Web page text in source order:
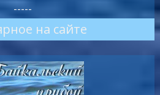
-----
на сайте